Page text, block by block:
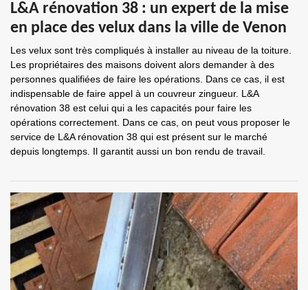
L&A rénovation 38 : un expert de la mise
en place des velux dans la ville de Venon
Les velux sont très compliqués à installer au niveau de la toiture.
Les propriétaires des maisons doivent alors demander à des
personnes qualifiées de faire les opérations. Dans ce cas, il est
indispensable de faire appel à un couvreur zingueur. L&A
rénovation 38 est celui qui a les capacités pour faire les
opérations correctement. Dans ce cas, on peut vous proposer le
service de L&A rénovation 38 qui est présent sur le marché
depuis longtemps. Il garantit aussi un bon rendu de travail.